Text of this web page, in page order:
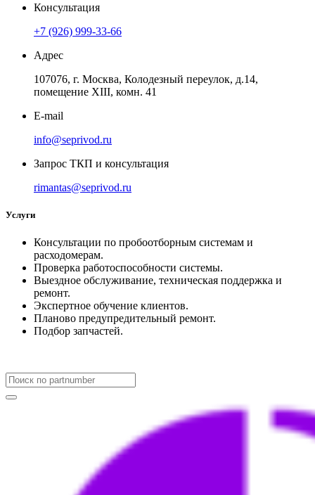
Консультация
+7 (926) 999-33-66
Адрес
107076, г. Москва, Колодезный переулок, д.14,
помещение ХIII, комн. 41
E-mail
info@seprivod.ru
Запрос ТКП и консультация
rimantas@seprivod.ru
Услуги
Консультации по пробоотборным системам и
расходомерам.
Проверка работоспособности системы.
Выездное обслуживание, техническая поддержка и
ремонт.
Экспертное обучение клиентов.
Планово предупредительный ремонт.
Подбор запчастей.